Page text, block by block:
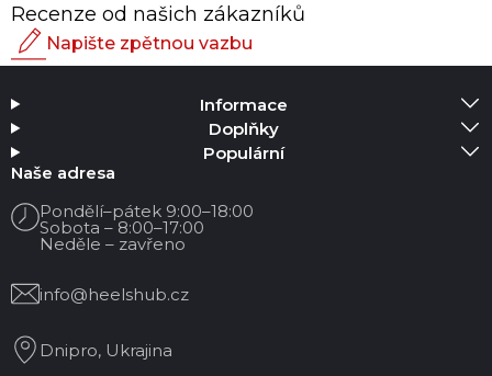
Recenze od našich zákazníků
Napište zpětnou vazbu
Přidat média
Vaše jméno
Váš email
Název recenze
Vaše zpětná vazba:
Informace
Doplňky
Populární
Naše adresa
Pondělí–pátek 9:00–18:00
Sobota – 8:00–17:00
Neděle – zavřeno
info@heelshub.cz
Dnipro, Ukrajina